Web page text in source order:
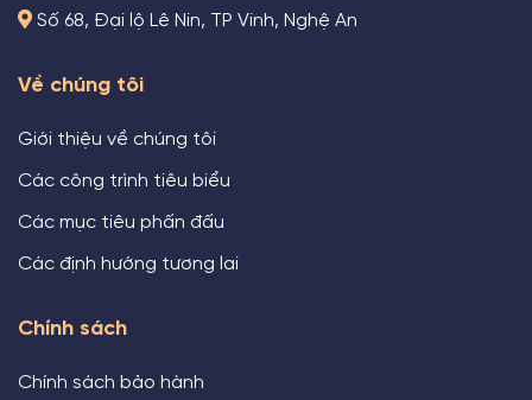
Số 68, Đại lộ Lê Nin, TP Vinh, Nghệ An
Về chúng tôi
Giới thiệu về chúng tôi
Các công trình tiêu biểu
Các mục tiêu phấn đấu
Các định hướng tương lai
Chính sách
Chính sách bảo hành